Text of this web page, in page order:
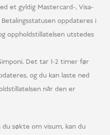
et gyldig Mastercard-, Visa-
oppdateres i
oppholdstillatelsen utstedes
Det tar 1-2 timer før
og du kan laste ned
når den er
søkte om visum, kan du